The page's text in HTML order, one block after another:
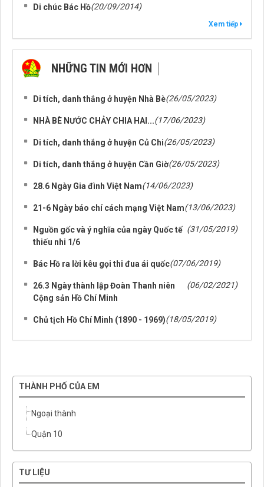
Di chúc Bác Hồ(20/09/2014)
Xem tiếp
NHỮNG TIN MỚI HƠN
Di tích, danh thắng ở huyện Nhà Bè(26/05/2023)
NHÀ BÈ NƯỚC CHẢY CHIA HAI...(17/06/2023)
Di tích, danh thắng ở huyện Củ Chi(26/05/2023)
Di tích, danh thắng ở huyện Cần Giờ(26/05/2023)
28.6 Ngày Gia đình Việt Nam(14/06/2023)
21-6 Ngày báo chí cách mạng Việt Nam(13/06/2023)
Nguồn gốc và ý nghĩa của ngày Quốc tế
thiếu nhi 1/6
(31/05/2019)
Bác Hồ ra lời kêu gọi thi đua ái quốc(07/06/2019)
26.3 Ngày thành lập Đoàn Thanh niên
Cộng sản Hồ Chí Minh
(06/02/2021)
Chủ tịch Hồ Chí Minh (1890 - 1969)(18/05/2019)
THÀNH PHỐ CỦA EM
Ngoại thành
Quận 10
TƯ LIỆU